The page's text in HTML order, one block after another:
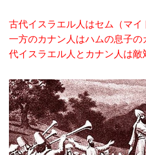
古代イスラエル人はセム（マイ
一方のカナン人はハムの息子
代イスラエル人とカナン人は敵